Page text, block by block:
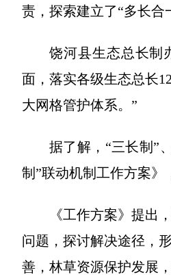
责，探索建立了“多长合
饶河县生态总长制
面，落实各级生态总长
大网格管护体系。”
据了解，“三长制”
制”联动机制工作方案》
《工作方案》提出
问题，探讨解决途径，
善，林草资源保护发展